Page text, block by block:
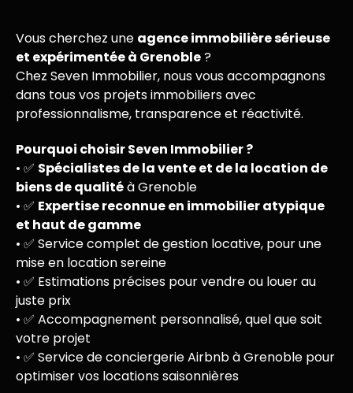
Vous cherchez une agence immobilière sérieuse
et expérimentée à Grenoble?
Chez Seven Immobilier, nous vous accompagnons
dans tous vos projets immobiliers avec
professionnalisme, transparence et réactivité.
Pourquoi choisir Seven Immobilier ?
• ✅ Spécialistes de la vente et de la location de
biens de qualitéà Grenoble
• ✅ Expertise reconnue en immobilier atypique
et haut de gamme
• ✅ Service complet de gestion locative, pour une
mise en location sereine
• ✅ Estimations précises pour vendre ou louer au
juste prix
• ✅ Accompagnement personnalisé, quel que soit
votre projet
• ✅ Service de conciergerie Airbnbà Grenoble pour
optimiser vos locations saisonnières